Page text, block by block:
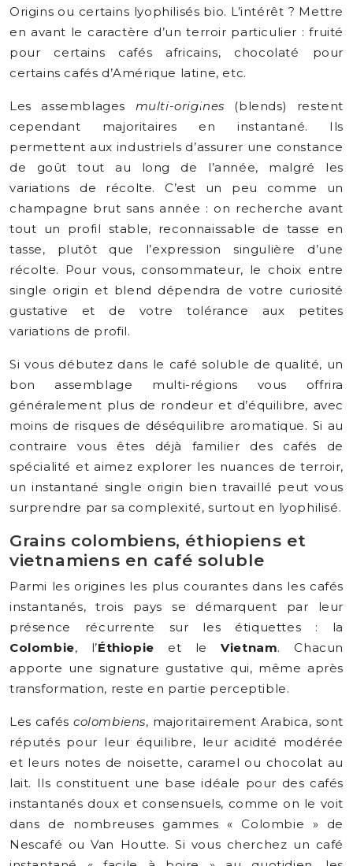
Origins ou certains lyophilisés bio. L’intérêt ? Mettre
en avant le caractère d’un terroir particulier : fruité
pour certains cafés africains, chocolaté pour
certains cafés d’Amérique latine, etc.
Les assemblages multi-origines (blends) restent
cependant majoritaires en instantané. Ils
permettent aux industriels d’assurer une constance
de goût tout au long de l’année, malgré les
variations de récolte. C’est un peu comme un
champagne brut sans année : on recherche avant
tout un profil stable, reconnaissable de tasse en
tasse, plutôt que l’expression singulière d’une
récolte. Pour vous, consommateur, le choix entre
single origin et blend dépendra de votre curiosité
gustative et de votre tolérance aux petites
variations de profil.
Si vous débutez dans le café soluble de qualité, un
bon assemblage multi-régions vous offrira
généralement plus de rondeur et d’équilibre, avec
moins de risques de déséquilibre aromatique. Si au
contraire vous êtes déjà familier des cafés de
spécialité et aimez explorer les nuances de terroir,
un instantané single origin bien travaillé peut vous
surprendre par sa complexité, surtout en lyophilisé.
Grains colombiens, éthiopiens et
vietnamiens en café soluble
Parmi les origines les plus courantes dans les cafés
instantanés, trois pays se démarquent par leur
présence récurrente sur les étiquettes : la
Colombie, l’Éthiopie et leVietnam. Chacun
apporte une signature gustative qui, même après
transformation, reste en partie perceptible.
Les cafés colombiens, majoritairement Arabica, sont
réputés pour leur équilibre, leur acidité modérée
et leurs notes de noisette, caramel ou chocolat au
lait. Ils constituent une base idéale pour des cafés
instantanés doux et consensuels, comme on le voit
dans de nombreuses gammes « Colombie » de
Nescafé ou Van Houtte. Si vous cherchez un café